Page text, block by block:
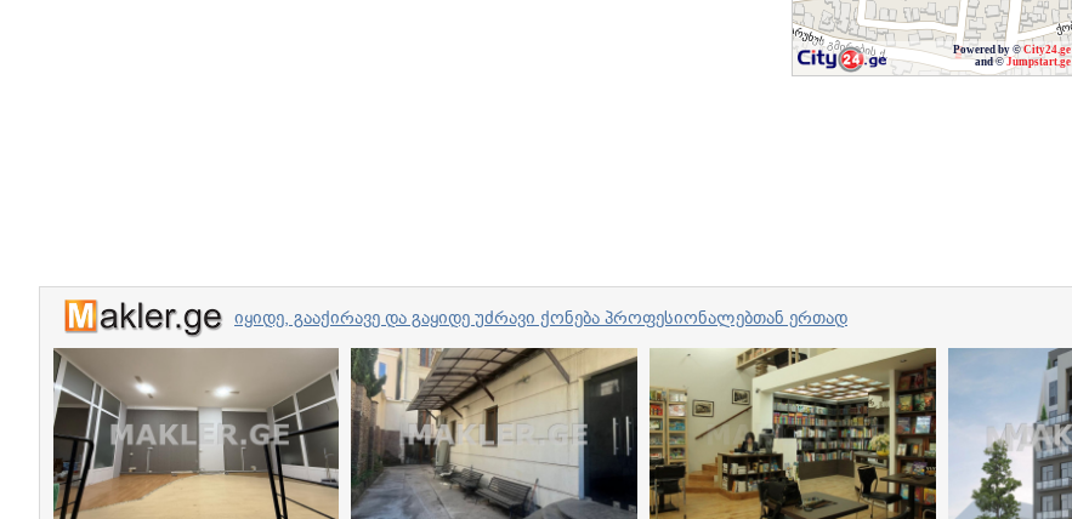
Powered by ©City24.ge
and ©Jumpstart.ge
იყიდე, გააქირავე და გაყიდე უძრავი ქონება პროფესიონალებთან ერთად